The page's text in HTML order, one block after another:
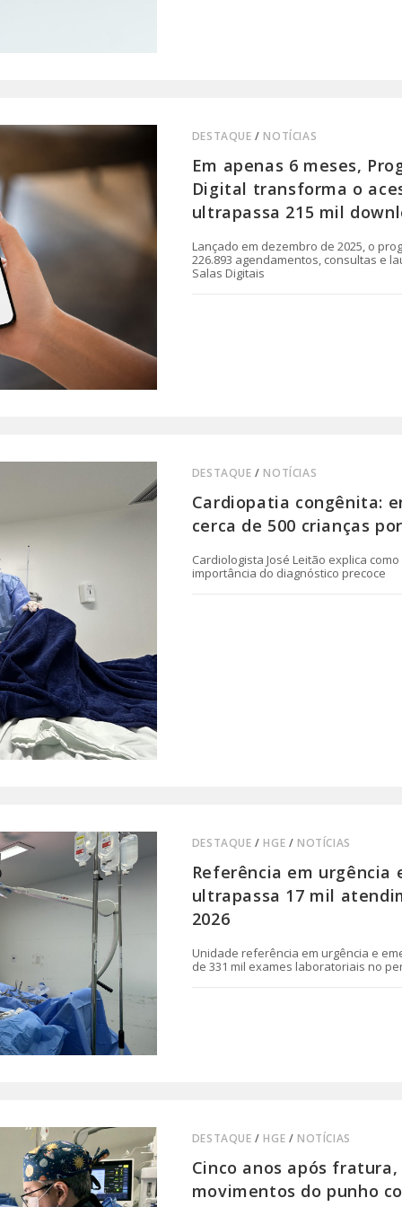
DESTAQUE /NOTÍCIAS
Em apenas 6 meses,
Digital transforma o
ultrapassa 215 mil
Lançado em dezembro de 2025, o
226.893 agendamentos, consultas e
Salas Digitais
DESTAQUE /NOTÍCIAS
Cardiopatia congênita:
cerca de 500 crianças
Cardiologista José Leitão explica
importância do diagnóstico precoce
DESTAQUE /HGE /NOTÍCIAS
Referência em urgência
ultrapassa 17 mil
2026
Unidade referência em urgência e
de 331 mil exames laboratoriais no
DESTAQUE /HGE /NOTÍCIAS
Cinco anos após
movimentos do punho